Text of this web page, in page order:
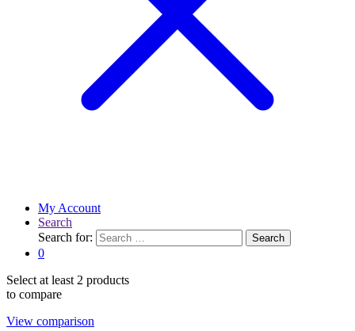
My Account
Search
Search for:
Search
0
Select at least 2 products
to compare
View comparison